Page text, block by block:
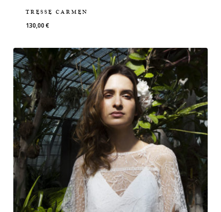
TRESSE CARMEN
130,00€